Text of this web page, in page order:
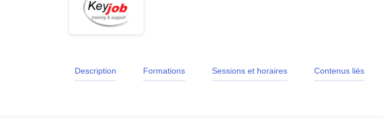
Description Formations Sessions et horaires Contenus liés